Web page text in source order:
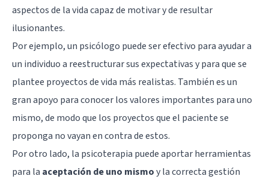
aspectos de la vida capaz de motivar y de resultar
ilusionantes.
Por ejemplo, un psicólogo puede ser efectivo para ayudar a
un individuo a reestructurar sus expectativas y para que se
plantee proyectos de vida más realistas. También es un
gran apoyo para conocer losvalores importantes para uno
mismo, de modo que los proyectos que el paciente se
proponga no vayan en contra de estos.
Por otro lado, la psicoterapia puede aportar herramientas
para la aceptación de uno mismoy lacorrecta gestión